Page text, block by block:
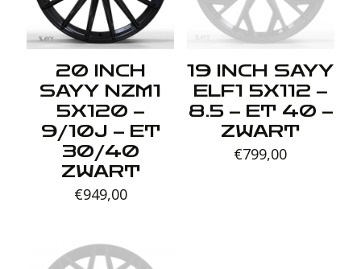
20 INCH
SAYY NZM1
5X120 –
9/10J – ET
30/40
ZWART
€949,00
19 INCH SAYY
ELF1 5X112 –
8.5 – ET 40 –
ZWART
€799,00